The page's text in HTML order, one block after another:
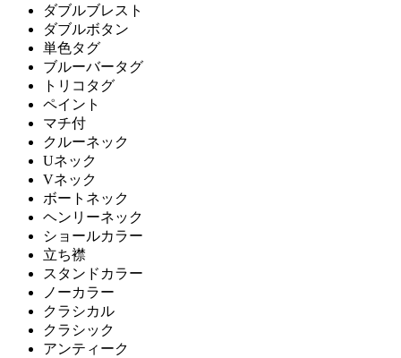
ダブルブレスト
ダブルボタン
単色タグ
ブルーバータグ
トリコタグ
ペイント
マチ付
クルーネック
Uネック
Vネック
ボートネック
ヘンリーネック
ショールカラー
立ち襟
スタンドカラー
ノーカラー
クラシカル
クラシック
アンティーク